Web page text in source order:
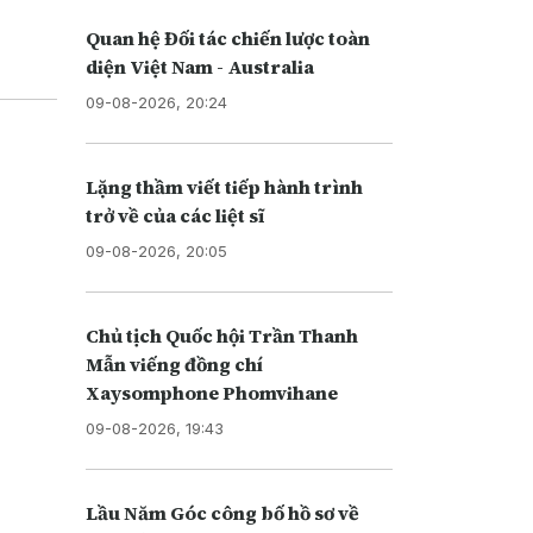
Quan hệ Đối tác chiến lược toàn
diện Việt Nam - Australia
09-08-2026, 20:24
Lặng thầm viết tiếp hành trình
trở về của các liệt sĩ
09-08-2026, 20:05
Chủ tịch Quốc hội Trần Thanh
Mẫn viếng đồng chí
Xaysomphone Phomvihane
09-08-2026, 19:43
Lầu Năm Góc công bố hồ sơ về